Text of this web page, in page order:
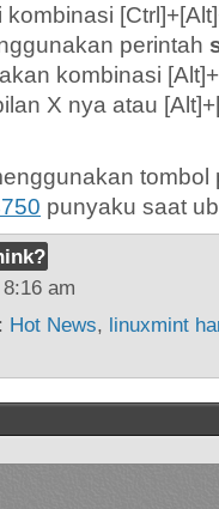
perintah
kombinasi
X nya atau
punyaku saat
am
Hot News, linuxmint